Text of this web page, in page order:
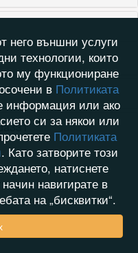
него външни услуги
технологии, които
му функциониране
в Политиката
информация или ако
си за някои или
Политиката
. Като затворите този
натиснете
навигирате в
на „бисквитки“.